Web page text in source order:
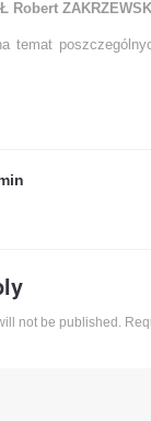
Robert ZAKRZEWSKI
temat
not be published.